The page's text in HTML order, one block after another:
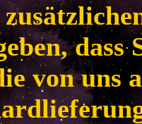
dass
von uns